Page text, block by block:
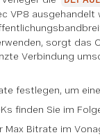
VP8
sorgt das
Verbindung
festlegen, um
finden Sie im
Bitrate im